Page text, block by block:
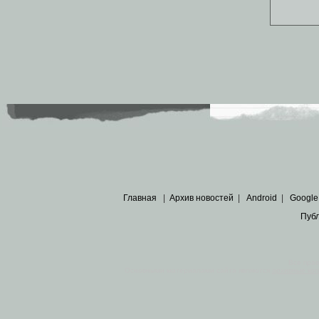
Главная | Архив новостей | Android | Google